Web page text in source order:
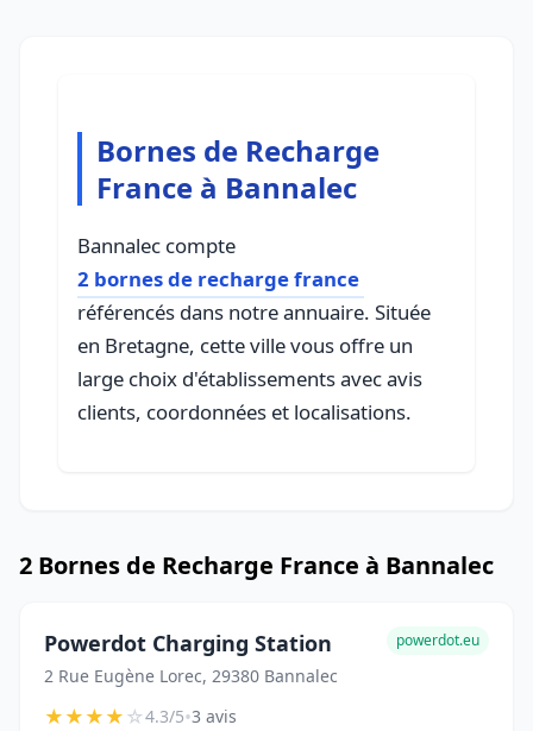
Bornes de Recharge
France à Bannalec
Bannalec compte
2 bornes de recharge france
référencés dans notre annuaire. Située
en Bretagne, cette ville vous offre un
large choix d'établissements avec avis
clients, coordonnées et localisations.
2 Bornes de Recharge France à Bannalec
Powerdot Charging Station
2 Rue Eugène Lorec, 29380 Bannalec
powerdot.eu
★★★★☆4.3/5•3 avis